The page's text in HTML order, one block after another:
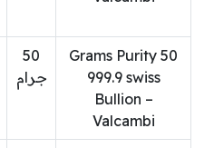
50 Grams Purity
999.9 swiss
Bullion –
Valcambi
50
جرام